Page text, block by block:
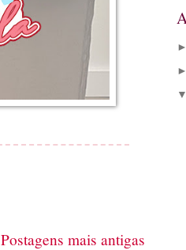
Postagens mais antigas